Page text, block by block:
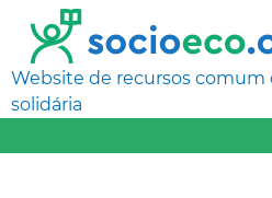
Website de recursos comum
solidária